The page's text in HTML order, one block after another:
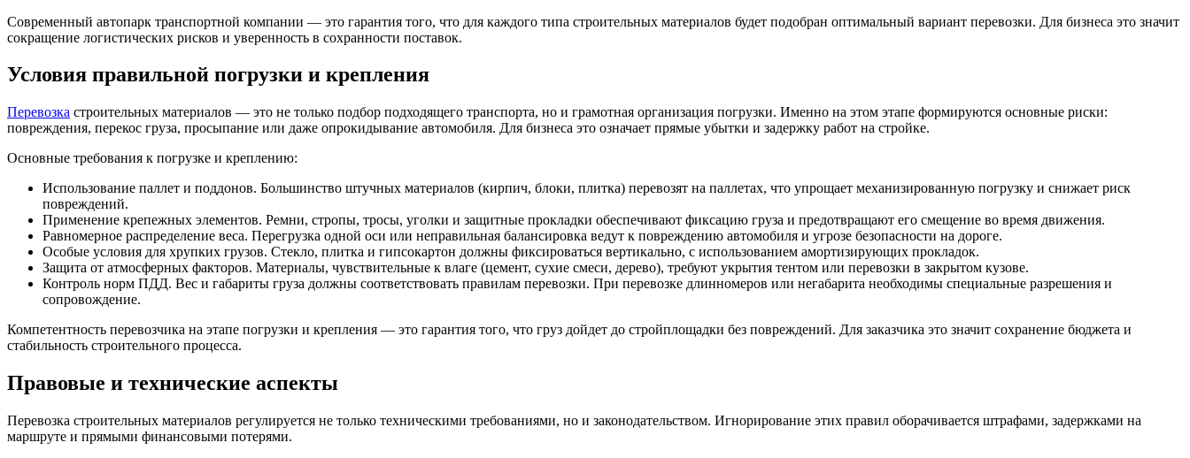
Современный автопарк транспортной компании — это гарантия того, что для каждого типа строительных материалов будет подобран оптимальный вариант перевозки. Для бизнеса это значит
сокращение логистических рисков и уверенность в сохранности поставок.
Условия правильной погрузки и крепления
Перевозка строительных материалов — это не только подбор подходящего транспорта, но и грамотная организация погрузки. Именно на этом этапе формируются основные риски:
повреждения, перекос груза, просыпание или даже опрокидывание автомобиля. Для бизнеса это означает прямые убытки и задержку работ на стройке.
Основные требования к погрузке и креплению:
Использование паллет и поддонов. Большинство штучных материалов (кирпич, блоки, плитка) перевозят на паллетах, что упрощает механизированную погрузку и снижает риск
повреждений.
Применение крепежных элементов. Ремни, стропы, тросы, уголки и защитные прокладки обеспечивают фиксацию груза и предотвращают его смещение во время движения.
Равномерное распределение веса. Перегрузка одной оси или неправильная балансировка ведут к повреждению автомобиля и угрозе безопасности на дороге.
Особые условия для хрупких грузов. Стекло, плитка и гипсокартон должны фиксироваться вертикально, с использованием амортизирующих прокладок.
Защита от атмосферных факторов. Материалы, чувствительные к влаге (цемент, сухие смеси, дерево), требуют укрытия тентом или перевозки в закрытом кузове.
Контроль норм ПДД. Вес и габариты груза должны соответствовать правилам перевозки. При перевозке длинномеров или негабарита необходимы специальные разрешения и
сопровождение.
Компетентность перевозчика на этапе погрузки и крепления — это гарантия того, что груз дойдет до стройплощадки без повреждений. Для заказчика это значит сохранение бюджета и
стабильность строительного процесса.
Правовые и технические аспекты
Перевозка строительных материалов регулируется не только техническими требованиями, но и законодательством. Игнорирование этих правил оборачивается штрафами, задержками на
маршруте и прямыми финансовыми потерями.